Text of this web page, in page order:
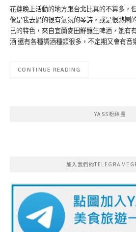
花蓮晚上活動的地方跟台北比真的不算多，
像是我去過的很有氣氛的琴詩，或是很熱鬧
己的特色，來自宜蘭麥田鮮釀生啤酒，她有
酒 還有各種調酒種類很多，不定期又會有音
CONTINUE READING
YASS粉絲團
加入我們的